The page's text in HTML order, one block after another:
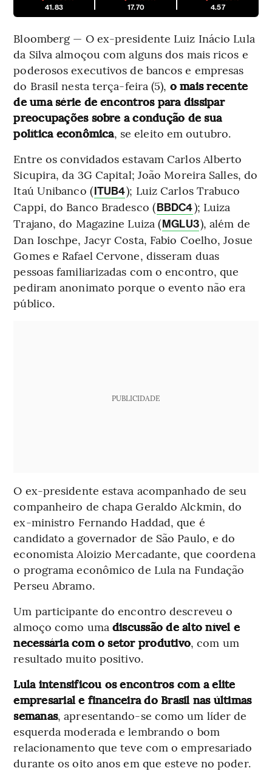
41.83
17.70
4.57
Bloomberg — O ex-presidente Luiz Inácio Lula
da Silva almoçou com alguns dos mais ricos e
poderosos executivos de bancos e empresas
do Brasil nesta terça-feira (5), o mais recente
de uma série de encontros para dissipar
preocupações sobre a condução de sua
política econômica, se eleito em outubro.
Entre os convidados estavam Carlos Alberto
Sicupira, da 3G Capital; João Moreira Salles, do
Itaú Unibanco (ITUB4); Luiz Carlos Trabuco
Cappi, do Banco Bradesco (BBDC4); Luiza
Trajano, do Magazine Luiza (MGLU3), além de
Dan Ioschpe, Jacyr Costa, Fabio Coelho, Josue
Gomes e Rafael Cervone, disseram duas
pessoas familiarizadas com o encontro, que
pediram anonimato porque o evento não era
público.
PUBLICIDADE
O ex-presidente estava acompanhado de seu
companheiro de chapa Geraldo Alckmin, do
ex-ministro Fernando Haddad, que é
candidato a governador de São Paulo, e do
economista Aloizio Mercadante, que coordena
o programa econômico de Lula na Fundação
Perseu Abramo.
Um participante do encontro descreveu o
almoço como uma discussão de alto nível e
necessária com o setor produtivo, com um
resultado muito positivo.
Lula intensificou os encontros com a elite
empresarial e financeira do Brasil nas últimas
semanas, apresentando-se como um líder de
esquerda moderada e lembrando o bom
relacionamento que teve com o empresariado
durante os oito anos em que esteve no poder.